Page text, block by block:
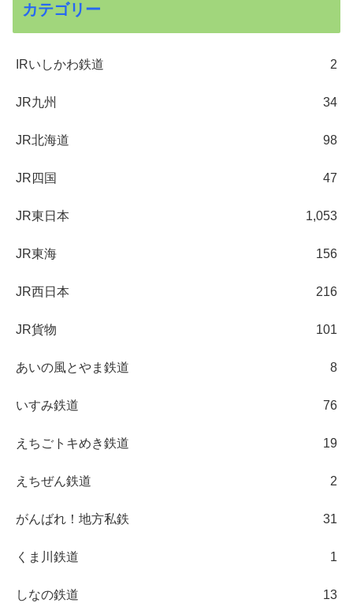
カテゴリー
IRいしかわ鉄道 2
JR九州 34
JR北海道 98
JR四国 47
JR東日本 1,053
JR東海 156
JR西日本 216
JR貨物 101
あいの風とやま鉄道 8
いすみ鉄道 76
えちごトキめき鉄道 19
えちぜん鉄道 2
がんばれ！地方私鉄 31
くま川鉄道 1
しなの鉄道 13